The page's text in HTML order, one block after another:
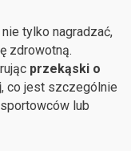
tylko nagradzać,
zdrowotną.
przekąski o
, co jest szczególnie
lub